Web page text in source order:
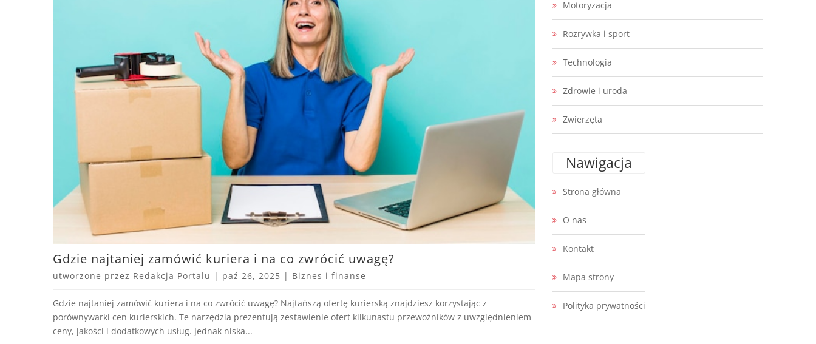
Gdzie najtaniej zamówić kuriera i na co zwrócić uwagę?
utworzone przez Redakcja Portalu | paź 26, 2025 | Biznes i finanse
Gdzie najtaniej zamówić kuriera i na co zwrócić uwagę? Najtańszą ofertę kurierską znajdziesz korzystając z
porównywarki cen kurierskich. Te narzędzia prezentują zestawienie ofert kilkunastu przewoźników z uwzględnieniem
ceny, jakości i dodatkowych usług. Jednak niska...
Motoryzacja
Rozrywka i sport
Technologia
Zdrowie i uroda
Zwierzęta
Nawigacja
Strona główna
O nas
Kontakt
Mapa strony
Polityka prywatności